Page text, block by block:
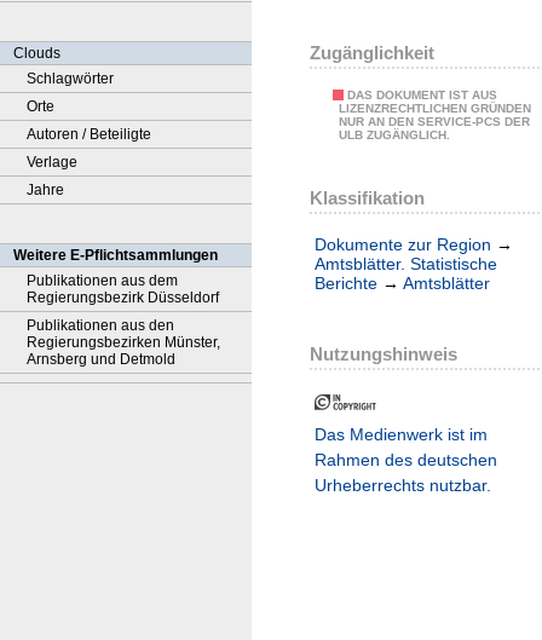
Clouds
Schlagwörter
Orte
Autoren / Beteiligte
Verlage
Jahre
Weitere E-Pflichtsammlungen
Publikationen aus dem
Regierungsbezirk Düsseldorf
Publikationen aus den
Regierungsbezirken Münster,
Arnsberg und Detmold
Zugänglichkeit
DAS DOKUMENT IST AUS
LIZENZRECHTLICHEN GRÜNDEN
NUR AN DEN SERVICE-PCS DER
ULB ZUGÄNGLICH.
Klassifikation
Dokumente zur Region →
Amtsblätter. Statistische
Berichte → Amtsblätter
Nutzungshinweis
Das Medienwerk ist im
Rahmen des deutschen
Urheberrechts nutzbar.